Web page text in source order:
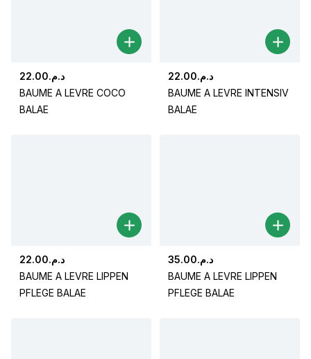
د.م.22.00
BAUME A LEVRE COCO
BALAE
د.م.22.00
BAUME A LEVRE INTENSIV
BALAE
د.م.22.00
BAUME A LEVRE LIPPEN
PFLEGE BALAE
د.م.35.00
BAUME A LEVRE LIPPEN
PFLEGE BALAE